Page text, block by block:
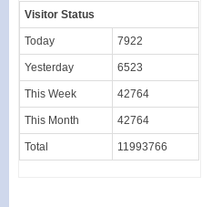
Visitor Status
Today 7922
Yesterday 6523
This Week 42764
This Month 42764
Total 11993766